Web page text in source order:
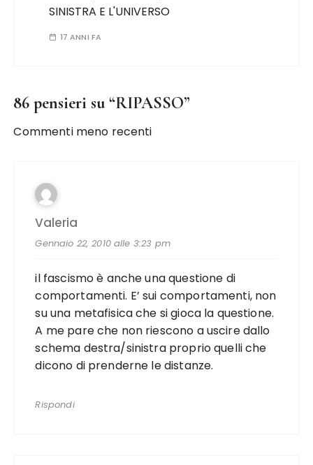
SINISTRA E L'UNIVERSO
17 ANNI FA
86 pensieri su “RIPASSO”
Commenti meno recenti
Valeria
Gennaio 22, 2010 alle 3:23 pm
il fascismo è anche una questione di
comportamenti. E’ sui comportamenti, non
su una metafisica che si gioca la questione.
A me pare che non riescono a uscire dallo
schema destra/sinistra proprio quelli che
dicono di prenderne le distanze.
Rispondi